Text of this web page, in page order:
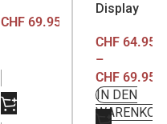
CHF 69.95
NICHT
VORRÄTIG
Display
CHF 64.95
–
CHF 69.95
IN DEN